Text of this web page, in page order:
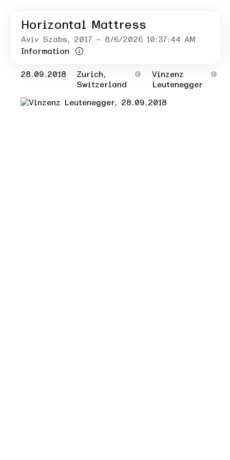
Horizontal Mattress
Aviv Szabs, 2017 – 8/6/2026 10:37:44 AM
Information
28.09.2018
Zurich,
Switzerland
Vinzenz
Leutenegger